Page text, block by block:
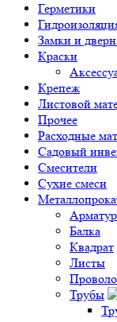
Герметики
Замки и
Краски
Крепеж
Листовой
Прочее
Расходные
Садовый
Смесители
Сухие смеси
Балка
Квадрат
Листы
Трубы